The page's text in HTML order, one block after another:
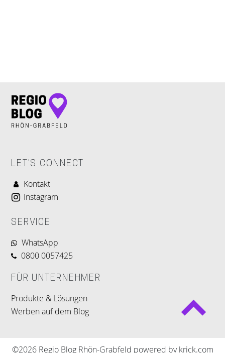
LET'S CONNECT
Kontakt
Instagram
SERVICE
WhatsApp
0800 0057425
FÜR UNTERNEHMER
Produkte & Lösungen
Werben auf dem Blog
©2026 Regio Blog Rhön-Grabfeld powered by krick.com